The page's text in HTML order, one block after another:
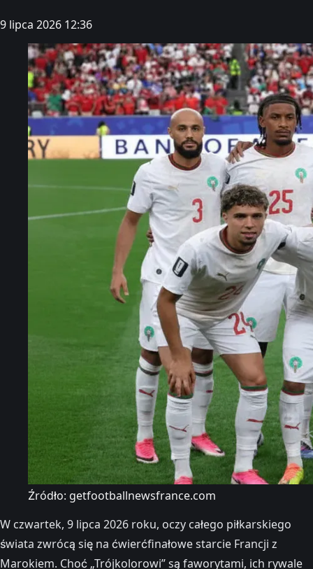
9 lipca 2026 12:36
Źródło: getfootballnewsfrance.com
W czwartek, 9 lipca 2026 roku, oczy całego piłkarskiego
świata zwrócą się na ćwierćfinałowe starcie Francji z
Marokiem. Choć „Trójkolorowi” są faworytami, ich rywale